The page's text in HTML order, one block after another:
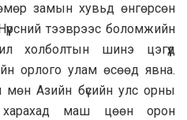
замын хувьд өнгөрсөн
тээврээс боломжийн
холболтын шинэ цэгүүд
орлого улам өсөөд явна.
Азийн бүсийн улс орны
маш цөөн орон